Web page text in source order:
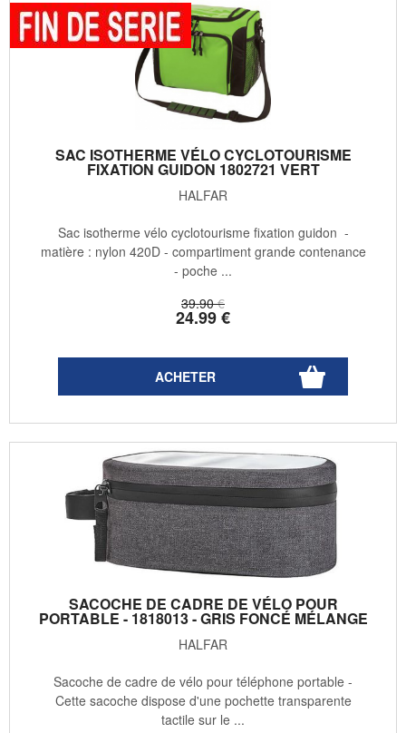
SAC ISOTHERME VÉLO CYCLOTOURISME
FIXATION GUIDON 1802721 VERT
HALFAR
39.90 €
24.99€
Sac isotherme vélo cyclotourisme fixation guidon -
matière : nylon 420D - compartiment grande contenance
- poche ...
SACOCHE DE CADRE DE VÉLO POUR
PORTABLE - 1818013 - GRIS FONCÉ MÉLANGE
HALFAR
Sacoche de cadre de vélo pour téléphone portable -
Cette sacoche dispose d'une pochette transparente
tactile sur le ...